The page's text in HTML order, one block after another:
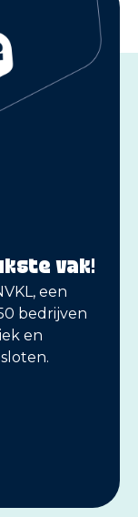
vak!
een
bedrijven
en